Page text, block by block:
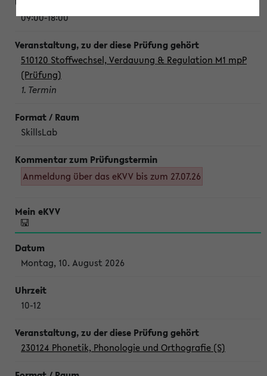
09:00-18:00
510120 Stoffwechsel, Verdauung & Regulation M1 mpP
(Prüfung)
1. Termin
SkillsLab
Anmeldung über das eKVV bis zum 27.07.26
Montag, 10. August 2026
10-12
230124 Phonetik, Phonologie und Orthografie (S)